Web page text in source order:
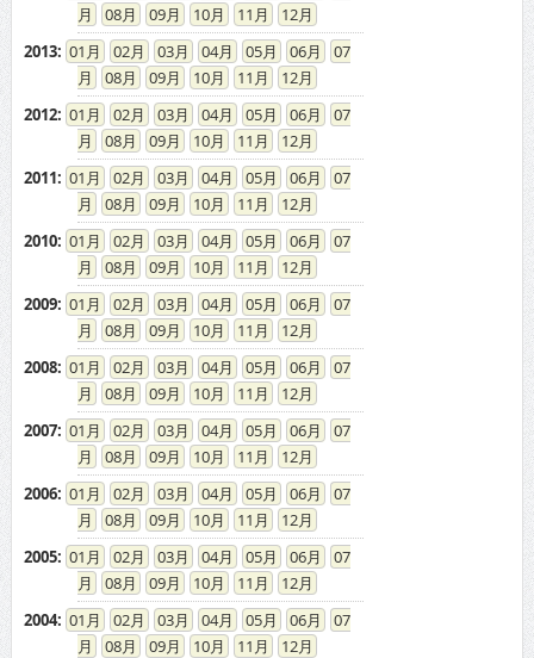
08
09 10 11
12
2013: 01 02 03 04 05 06
07
08
09 10 11
12
2012: 01 02 03 04 05 06
07
08
09 10 11
12
2011: 01 02 03 04 05 06
07
08
09 10 11
12
2010: 01 02 03 04 05 06
07
08
09 10 11
12
2009: 01 02 03 04 05 06
07
08
09 10 11
12
2008: 01 02 03 04 05 06
07
08
09 10 11
12
2007: 01 02 03 04 05 06
07
08
09 10 11
12
2006: 01 02 03 04 05 06
07
08
09 10 11
12
2005: 01 02 03 04 05 06
07
08
09 10 11
12
2004: 01 02 03 04 05 06
07
08
09 10 11
12